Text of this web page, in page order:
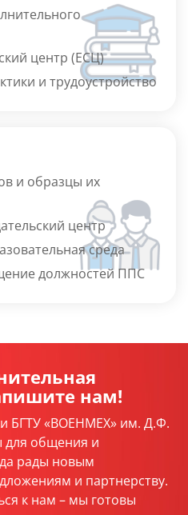
центр (ЕСЦ)
и трудоустройство
и образцы их
центр
среда
должностей ППС
нам!
БГТУ «ВОЕНМЕХ» им. Д.Ф.
для общения и
рады новым
и партнерству.
к нам – мы готовы